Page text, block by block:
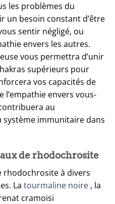
les problèmes du
un besoin constant d’être
sentir négligé, ou
envers les autres.
vous permettra d’unir
supérieurs pour
vos capacités de
envers vous-
au
immunitaire dans
de rhodochrosite
rhodochrosite à divers
La tourmaline noire , la
cramoisi